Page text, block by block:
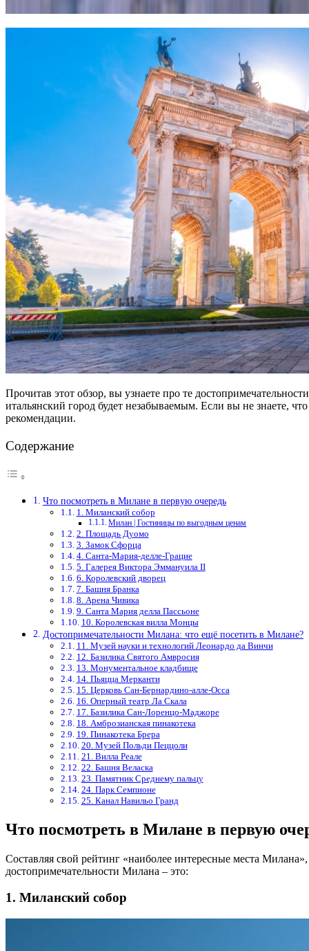
Прочитав этот обзор, вы узнаете про те
итальянский город будет незабываемым. Если вы не знаете,
рекомендации.
Содержание
Что посмотреть в Милане в первую очередь
1. Миланский собор
Милан | Гостиницы по выгодным ценам
2. Площадь Дуомо
3. Замок Сфорца
4. Санта-Мария-делле-Грацие
5. Галерея Виктора Эммануила II
6. Королевский дворец
7. Башня Бранка
8. Арена Чивика
9. Санта Мария делла Пассьоне
10. Королевская вилла Монцы
Достопримечательности Милана: что ещё посетить в Милане?
11. Музей науки и технологий Леонардо да Винчи
12. Базилика Святого Амвросия
13. Монументальное кладбище
14. Пьяцца Мерканти
15. Церковь Сан-Бернардино-алле-Осса
16. Оперный театр Ла Скала
17. Базилика Сан-Лоренцо-Маджоре
18. Амброзианская пинакотека
19. Пинакотека Брера
20. Музей Польди Пеццоли
21. Вилла Реале
22. Башня Веласка
23. Памятник Среднему пальцу
24. Парк Семпионе
25. Канал Навильо Гранд
Что посмотреть в Милане в первую
Составляя свой рейтинг «наиболее интересные места
достопримечательности Милана – это:
1. Миланский собор